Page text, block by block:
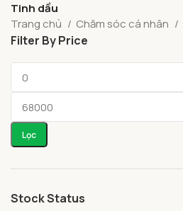
Tinh dầu
Trang chủ
Chăm sóc cá nhân
Filter By Price
Lọc
Stock Status